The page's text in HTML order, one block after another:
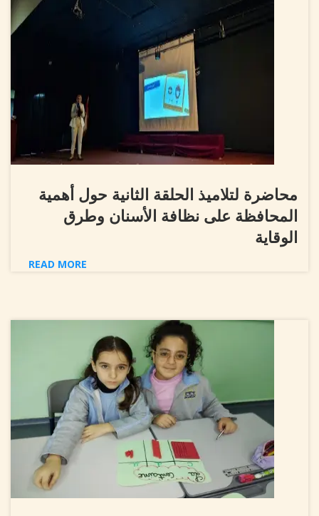
محاضرة لتلاميذ الحلقة الثانية حول أهمية
المحافظة على نظافة الأسنان وطرق
الوقاية
READ MORE